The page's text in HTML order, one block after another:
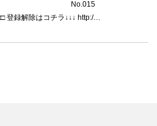
登録解除はコチラ↓↓↓ http:/…